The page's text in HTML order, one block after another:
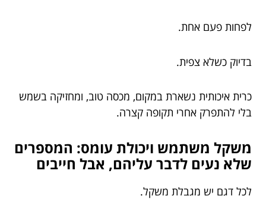
לפחות פעם אחת.
בדיוק כשלא צפית.
כרית איכותית נשארת במקום, מכסה טוב, ומחזיקה בשמש
בלי להתפרק אחרי תקופה קצרה.
משקל משתמש ויכולת עומס: המספרים
שלא נעים לדבר עליהם, אבל חייבים
לכל דגם יש מגבלת משקל.